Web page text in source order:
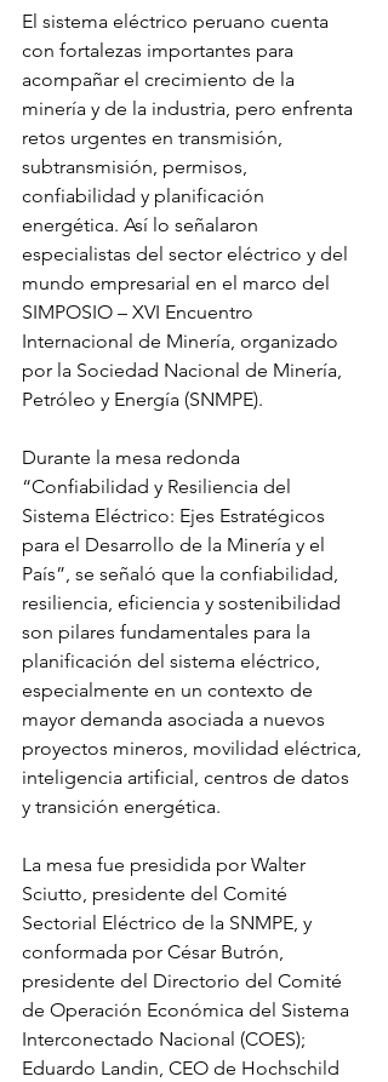
El sistema eléctrico peruano cuenta
con fortalezas importantes para
acompañar el crecimiento de la
minería y de la industria, pero enfrenta
retos urgentes en transmisión,
subtransmisión, permisos,
confiabilidad y planificación
energética. Así lo señalaron
especialistas del sector eléctrico y del
mundo empresarial en el marco del
SIMPOSIO – XVI Encuentro
Internacional de Minería, organizado
por la Sociedad Nacional de Minería,
Petróleo y Energía (SNMPE).
Durante la mesa redonda
“Confiabilidad y Resiliencia del
Sistema Eléctrico: Ejes Estratégicos
para el Desarrollo de la Minería y el
País”, se señaló que la confiabilidad,
resiliencia, eficiencia y sostenibilidad
son pilares fundamentales para la
planificación del sistema eléctrico,
especialmente en un contexto de
mayor demanda asociada a nuevos
proyectos mineros, movilidad eléctrica,
inteligencia artificial, centros de datos
y transición energética.
La mesa fue presidida por Walter
Sciutto, presidente del Comité
Sectorial Eléctrico de la SNMPE, y
conformada por César Butrón,
presidente del Directorio del Comité
de Operación Económica del Sistema
Interconectado Nacional (COES);
Eduardo Landin, CEO de Hochschild